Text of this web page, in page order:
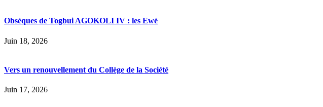
Obsèques de Togbui AGOKOLI IV : les Ewé
Juin 18, 2026
Vers un renouvellement du Collège de la Société
Juin 17, 2026